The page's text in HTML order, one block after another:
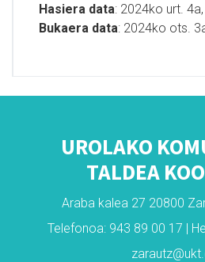
Hasiera data: 2024ko urt. 4a,
Bukaera data: 2024ko ots.
UROLAKO
TALDEA
Araba kalea 27 20800
Telefonoa: 943 89 00 17 |